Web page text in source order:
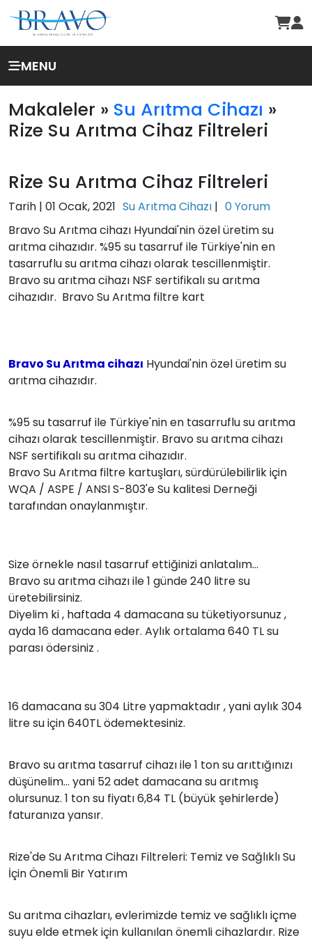
MENU
Makaleler » Su Arıtma Cihazı »
Rize Su Arıtma Cihaz Filtreleri
Rize Su Arıtma Cihaz Filtreleri
Tarih | 01 Ocak, 2021 Su Arıtma Cihazı | 0 Yorum
Bravo Su Arıtma cihazı Hyundai'nin özel üretim su
arıtma cihazıdır. %95 su tasarruf ile Türkiye'nin en
tasarruflu su arıtma cihazı olarak tescillenmiştir.
Bravo su arıtma cihazı NSF sertifikalı su arıtma
cihazıdır. Bravo Su Arıtma filtre kart
Bravo Su Arıtma cihazı Hyundai'nin özel üretim su
arıtma cihazıdır.
%95 su tasarruf ile Türkiye'nin en tasarruflu su arıtma
cihazı olarak tescillenmiştir. Bravo su arıtma cihazı
NSF sertifikalı su arıtma cihazıdır.
Bravo Su Arıtma filtre kartuşları, sürdürülebilirlik için
WQA / ASPE / ANSI S-803'e Su kalitesi Derneği
tarafından onaylanmıştır.
Size örnekle nasıl tasarruf ettiğinizi anlatalım...
Bravo su arıtma cihazı ile 1 günde 240 litre su
üretebilirsiniz.
Diyelim ki , haftada 4 damacana su tüketiyorsunuz ,
ayda 16 damacana eder. Aylık ortalama 640 TL su
parası ödersiniz .
16 damacana su 304 Litre yapmaktadır , yani aylık 304
litre su için 640TL ödemektesiniz.
Bravo su arıtma tasarruf cihazı ile 1 ton su arıttığınızı
düşünelim... yani 52 adet damacana su arıtmış
olursunuz. 1 ton su fiyatı 6,84 TL (büyük şehirlerde)
faturanıza yansır.
Rize'de Su Arıtma Cihazı Filtreleri: Temiz ve Sağlıklı Su
İçin Önemli Bir Yatırım
Su arıtma cihazları, evlerimizde temiz ve sağlıklı içme
suyu elde etmek için kullanılan önemli cihazlardır. Rize